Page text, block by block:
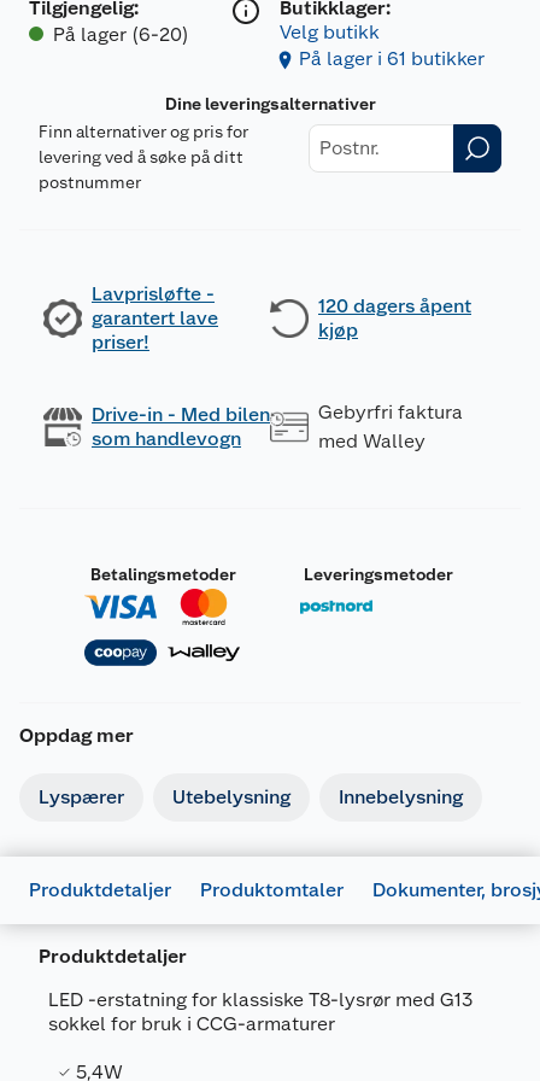
Tilgjengelig:
På lager (6-20)
Butikklager:
Velg butikk
På lager i 61 butikker
Dine leveringsalternativer
Finn alternativer og pris for
levering ved å søke på ditt
postnummer
Lavprisløfte -
garantert lave
priser!
120 dagers åpent
kjøp
Drive-in - Med bilen
som handlevogn
Gebyrfri faktura
med Walley
Betalingsmetoder Leveringsmetoder
Oppdag mer
Lyspærer Utebelysning Innebelysning
Produktdetaljer Produktomtaler Dokumenter,
Produktdetaljer
LED -erstatning for klassiske T8-lysrør med G13
sokkel for bruk i CCG-armaturer
5,4W